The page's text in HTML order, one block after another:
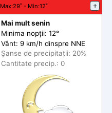
Max:29˚ - Min:12˚ +
Mai mult senin
Minima nopții: 12°
Vânt: 9 km/h dinspre NNE
Șanse de precipitații: 20%
Cantitate precip.: 0